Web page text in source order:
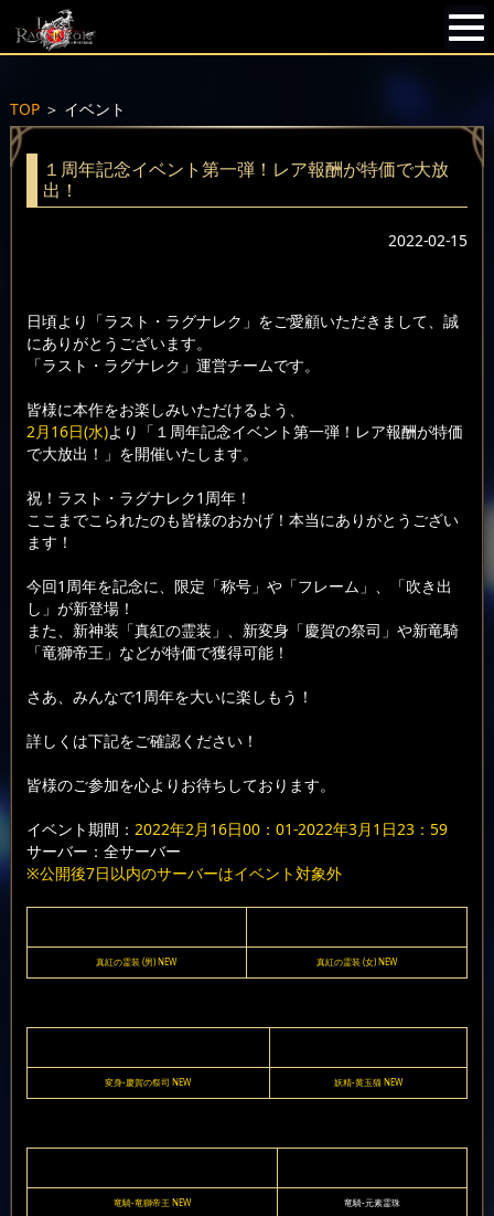
TOP＞ イベント
１周年記念イベント第一弾！レア報酬が特価で大放
出！
2022-02-15
日頃より「ラスト・ラグナレク」をご愛顧いただきまして、誠
にありがとうございます。
「ラスト・ラグナレク」運営チームです。
皆様に本作をお楽しみいただけるよう、
2月16日(水)より「１周年記念イベント第一弾！レア報酬が特価
で大放出！」を開催いたします。
祝！ラスト・ラグナレク1周年！
ここまでこられたのも皆様のおかげ！本当にありがとうござい
ます！
今回1周年を記念に、限定「称号」や「フレーム」、「吹き出
し」が新登場！
また、新神装「真紅の霊装」、新変身「慶賀の祭司」や新竜騎
「竜獅帝王」などが特価で獲得可能！
さあ、みんなで1周年を大いに楽しもう！
詳しくは下記をご確認ください！
皆様のご参加を心よりお待ちしております。
イベント期間： 2022年2月16日00：01-2022年3月1日23：59
サーバー：全サーバー
※公開後7日以内のサーバーはイベント対象外
真紅の霊装 (男) NEW 真紅の霊装 (女) NEW
変身-慶賀の祭司 NEW 妖精-黄玉猫 NEW
竜騎-竜獅帝王 NEW 竜騎-元素霊珠